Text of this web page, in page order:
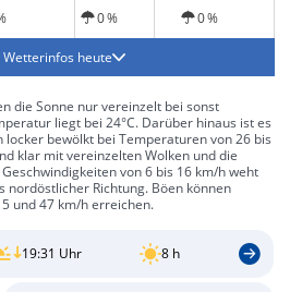
0 % 0 %
Wetterinfos heute
die Sonne nur vereinzelt bei sonst
liegt bei 24°C. Darüber hinaus ist es
bewölkt bei Temperaturen von 26 bis
klar mit vereinzelten Wolken und die
von 6 bis 16 km/h weht
nordöstlicher Richtung. Böen können
und 47 km/h erreichen.
19:31 Uhr 8 h